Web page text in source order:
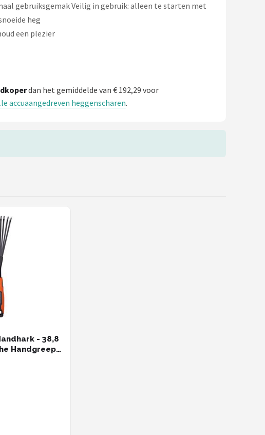
gebruiksgemak Veilig in gebruik: alleen te starten met
heg
een plezier
dan het gemiddelde van € 192,29 voor
accuaangedreven heggenscharen.
- 38,8
Handgreep -